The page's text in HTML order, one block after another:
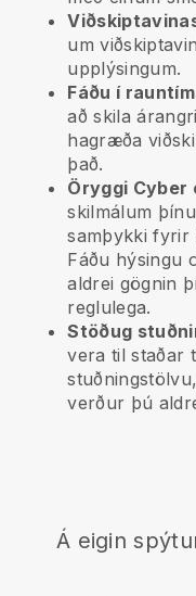
um
upplýsingum.
Fáðu í
að skila
hagræða
það.
Öryggi Cyber
skilmálum
samþykki fyrir
Fáðu hýsingu
aldrei gögnin
reglulega.
Stöðug
vera til staðar
verður þú
Á eigin